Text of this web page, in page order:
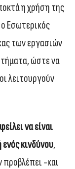
η χρήση της
Εσωτερικός
των εργασιών
ώστε να
λειτουργούν
να είναι
κινδύνου,
προβλέπει -και